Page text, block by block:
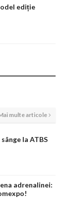
ediție
multe articole
la ATBS
adrenalinei: